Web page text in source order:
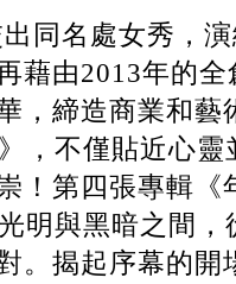
同名處女秀，
藉由2013年的
，締造商業和藝
，不僅貼近心
！第四張專輯《
明與黑暗之間
。揭起序幕的開